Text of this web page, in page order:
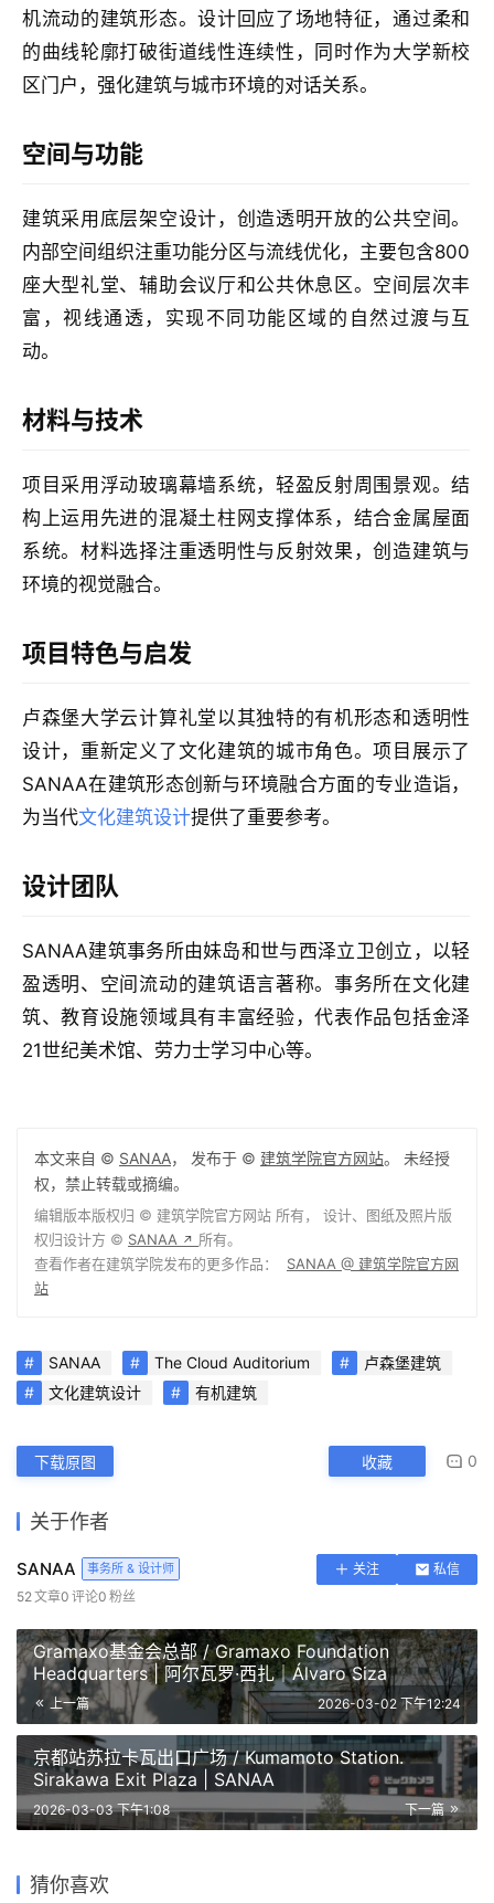
计
城
与
观
建
筑
专
速
工
作
流
机流动的建筑形态。设计回应了场地特征，通过柔和
的曲线轮廓打破街道线性连续性，同时作为大学新校
区门户，强化建筑与城市环境的对话关系。
空间与功能
建筑采用底层架空设计，创造透明开放的公共空间。
内部空间组织注重功能分区与流线优化，主要包含800
座大型礼堂、辅助会议厅和公共休息区。空间层次丰
富，视线通透，实现不同功能区域的自然过渡与互
动。
材料与技术
项目采用浮动玻璃幕墙系统，轻盈反射周围景观。结
构上运用先进的混凝土柱网支撑体系，结合金属屋面
系统。材料选择注重透明性与反射效果，创造建筑与
环境的视觉融合。
项目特色与启发
卢森堡大学云计算礼堂以其独特的有机形态和透明性
设计，重新定义了文化建筑的城市角色。项目展示了
SANAA在建筑形态创新与环境融合方面的专业造诣，
为当代文化建筑设计提供了重要参考。
设计团队
SANAA建筑事务所由妹岛和世与西泽立卫创立，以轻
盈透明、空间流动的建筑语言著称。事务所在文化建
筑、教育设施领域具有丰富经验，代表作品包括金泽
21世纪美术馆、劳力士学习中心等。
本文来自 © SANAA， 发布于 © 建筑学院官方网站。 未经授
权，禁止转载或摘编。
编辑版本版权归 © 建筑学院官方网站 所有， 设计、图纸及照片版
权归设计方 © SANAA ↗ 所有。
查看作者在建筑学院发布的更多作品： SANAA @ 建筑学院官方网
站
SANAA The Cloud Auditorium
卢森堡建筑
文化建筑设计
有机建筑
下载原图 收藏 0
关于作者
SANAA 事务所 & 设计师 关注
私信
52文章0 评论0 粉丝
Gramaxo基金会总部 / Gramaxo Foundation
Headquarters | 阿尔瓦罗·西扎｜Álvaro Siza
上一篇 2026-03-02 下午12:24
京都站苏拉卡瓦出口广场 / Kumamoto Station.
Sirakawa Exit Plaza | SANAA
下一篇
2026-03-03 下午1:08
猜你喜欢
卫）
SANAA（妹岛和世 + 西泽立
Mosque and Cultural
Centre, Heilbronn | 贝尔纳多·